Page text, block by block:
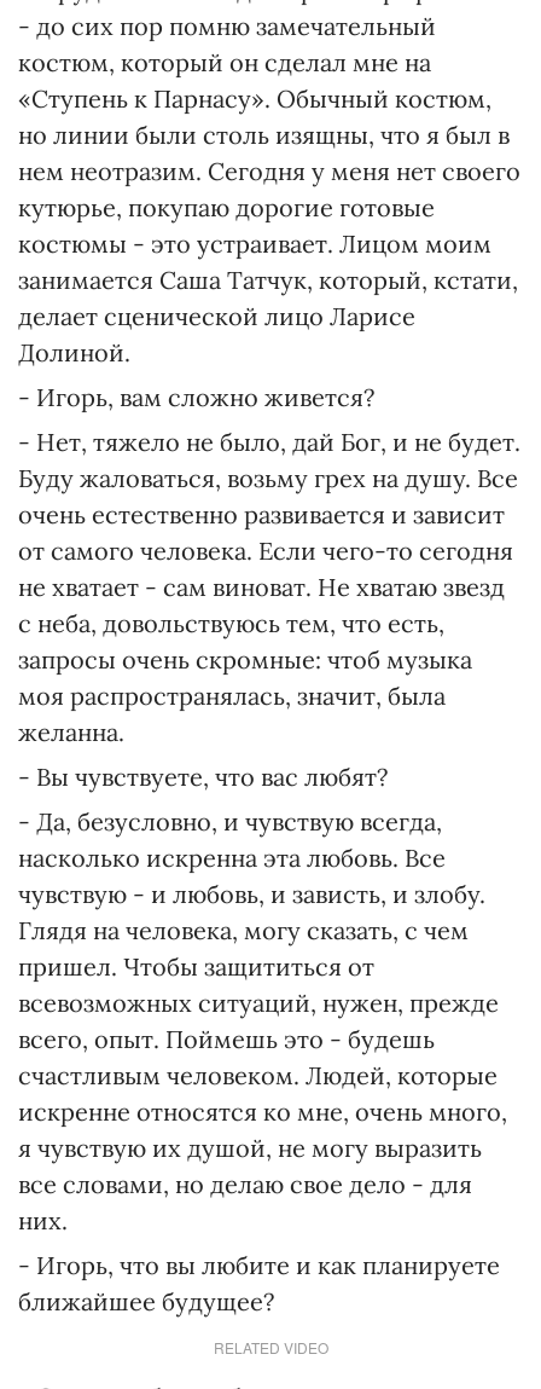
- до сих пор помню замечательный
костюм, который он сделал мне на
«Ступень к Парнасу». Обычный костюм,
но линии были столь изящны, что я был в
нем неотразим. Сегодня у меня нет своего
кутюрье, покупаю дорогие готовые
костюмы - это устраивает. Лицом моим
занимается Саша Татчук, который, кстати,
делает сценической лицо Ларисе
Долиной.
- Игорь, вам сложно живется?
- Нет, тяжело не было, дай Бог, и не будет.
Буду жаловаться, возьму грех на душу. Все
очень естественно развивается и зависит
от самого человека. Если чего-то сегодня
не хватает - сам виноват. Не хватаю звезд
с неба, довольствуюсь тем, что есть,
запросы очень скромные: чтоб музыка
моя распространялась, значит, была
желанна.
- Вы чувствуете, что вас любят?
- Да, безусловно, и чувствую всегда,
насколько искренна эта любовь. Все
чувствую - и любовь, и зависть, и злобу.
Глядя на человека, могу сказать, с чем
пришел. Чтобы защититься от
всевозможных ситуаций, нужен, прежде
всего, опыт. Поймешь это - будешь
счастливым человеком. Людей, которые
искренне относятся ко мне, очень много,
я чувствую их душой, не могу выразить
все словами, но делаю свое дело - для
них.
- Игорь, что вы любите и как планируете
ближайшее будущее?
RELATED VIDEO